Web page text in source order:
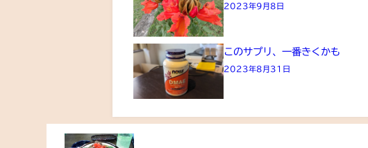
2023年9月8日
このサプリ、一番きくかも
2023年8月31日